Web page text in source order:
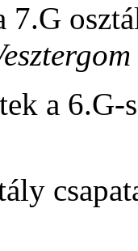
7.G
a 6.G-